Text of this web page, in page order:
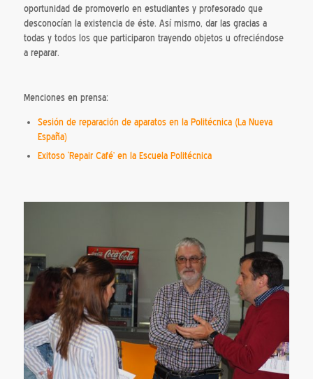
oportunidad de promoverlo en estudiantes y profesorado que
desconocían la existencia de éste. Así mismo, dar las gracias a
todas y todos los que participaron trayendo objetos u ofreciéndose
a reparar.
Menciones en prensa:
Sesión de reparación de aparatos en la Politécnica (La Nueva
España)
Exitoso ‘Repair Café’ en la Escuela Politécnica